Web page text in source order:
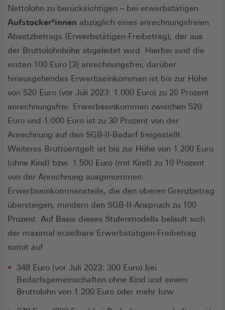
Nettolohn zu berücksichtigen – bei erwerbstätigen
Aufstocker*innen abzüglich eines anrechnungsfreien
Absetzbetrags (Erwerbstätigen-Freibetrag), der aus
der Bruttolohnhöhe abgeleitet wird. Hierbei sind die
ersten 100 Euro [3] anrechnungsfrei; darüber
hinausgehendes Erwerbseinkommen ist bis zur Höhe
von 520 Euro (vor Juli 2023: 1.000 Euro) zu 20 Prozent
anrechnungsfrei. Erwerbseinkommen zwischen 520
Euro und 1.000 Euro ist zu 30 Prozent von der
Anrechnung auf den SGB-II-Bedarf freigestellt.
Weiteres Bruttoentgelt ist bis zur Höhe von 1.200 Euro
(ohne Kind) bzw. 1.500 Euro (mit Kind) zu 10 Prozent
von der Anrechnung ausgenommen.
Erwerbseinkommensteile, die den oberen Grenzbetrag
übersteigen, mindern den SGB-II-Anspruch zu 100
Prozent. Auf Basis dieses Stufenmodells beläuft sich
der maximal erzielbare Erwerbstätigen-Freibetrag
somit auf
348 Euro (vor Juli 2023: 300 Euro) bei
Bedarfsgemeinschaften ohne Kind und einem
Bruttolohn von 1.200 Euro oder mehr bzw.